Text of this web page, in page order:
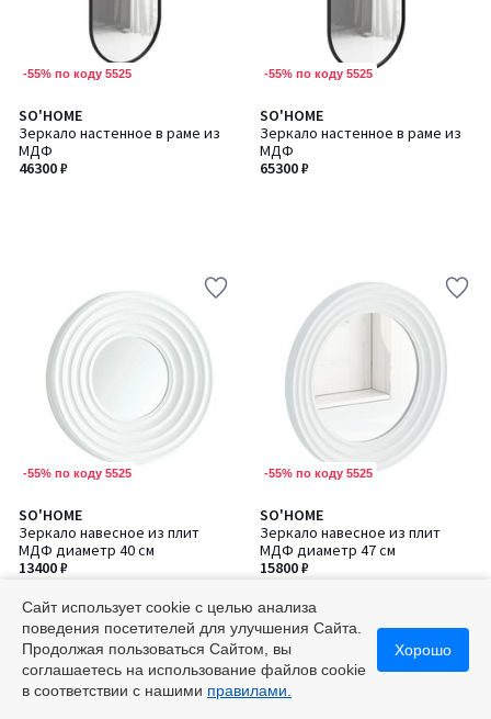
-55% по коду 5525
SO'HOME
Зеркало настенное в раме из
МДФ
46300 ₽
-55% по коду 5525
SO'HOME
Зеркало настенное в раме из
МДФ
65300 ₽
-55% по коду 5525
SO'HOME
Зеркало навесное из плит
МДФ диаметр 40 см
13400 ₽
Количество
цветов:
2
-55% по коду 5525
SO'HOME
Зеркало навесное из плит
МДФ диаметр 47 см
15800 ₽
Количество
цветов:
2
Сайт использует cookie с целью анализа
поведения посетителей для улучшения Сайта.
Продолжая пользоваться Сайтом, вы
соглашаетесь на использование файлов cookie
в соответствии с нашими правилами.
Хорошо